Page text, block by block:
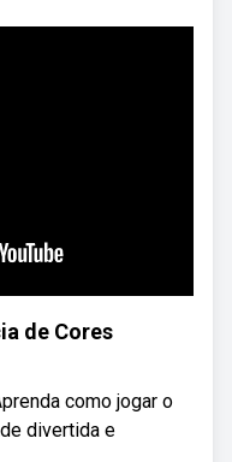
de Cores
como jogar o
divertida e